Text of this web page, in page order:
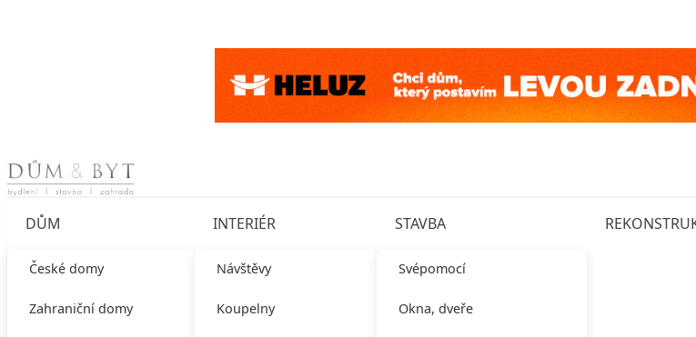
Skip to content
DŮM
České domy
Zahraniční domy
INTERIÉR
Návštěvy
Koupelny
STAVBA
Svépomocí
Okna, dveře